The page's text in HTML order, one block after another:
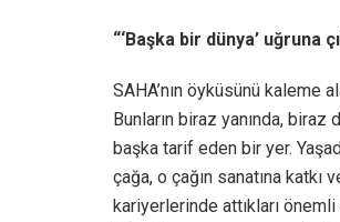
“‘Başka bir dünya’ uğruna
SAHA’nın öyküsünü
Bunların biraz yanında,
başka tarif eden bir yer.
çağa, o çağın sanatına katkı
kariyerlerinde attıkları